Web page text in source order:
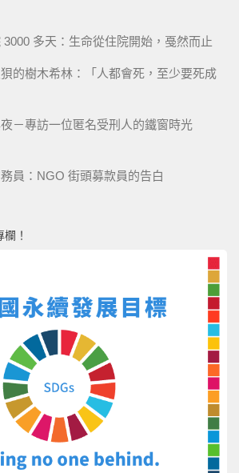
多天：生命從住院開始，戞然而止
的樹木希林：「人都會死，至少要死成
－專訪一位匿名受刑人的鐵窗時光
員：NGO 街頭募款員的告白
！